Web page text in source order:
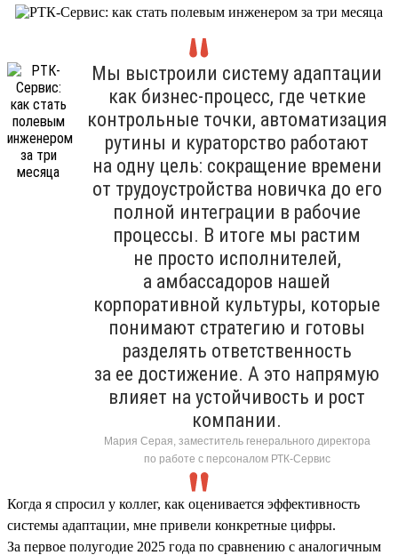
Мы выстроили систему адаптации
как бизнес-процесс, где четкие
контрольные точки, автоматизация
рутины и кураторство работают
на одну цель: сокращение времени
от трудоустройства новичка до его
полной интеграции в рабочие
процессы. В итоге мы растим
не просто исполнителей,
а амбассадоров нашей
корпоративной культуры, которые
понимают стратегию и готовы
разделять ответственность
за ее достижение. А это напрямую
влияет на устойчивость и рост
компании.
Мария Серая, заместитель генерального директора
по работе с персоналом РТК-Сервис
Когда я спросил у коллег, как оценивается эффективность
системы адаптации, мне привели конкретные цифры.
За первое полугодие 2025 года по сравнению с аналогичным